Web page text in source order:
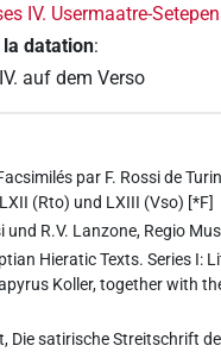
IV. Usermaatre-
datation:
auf dem Verso
par F. Rossi de
(Rto) und LXIII (Vso) [*F]
und R.V. Lanzone, Regio
Hieratic Texts. Series I:
Koller, together with
Die satirische Streitschrift